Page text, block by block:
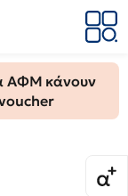
ΑΦΜ κάνουν